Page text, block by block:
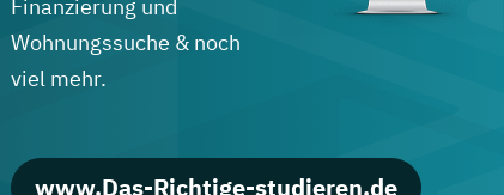
Finanzierung und
Wohnungssuche & noch
viel mehr.
www.Das-Richtige-studieren.de